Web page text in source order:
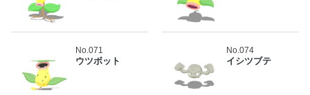
No.071
ウツボット
No.074
イシツブテ